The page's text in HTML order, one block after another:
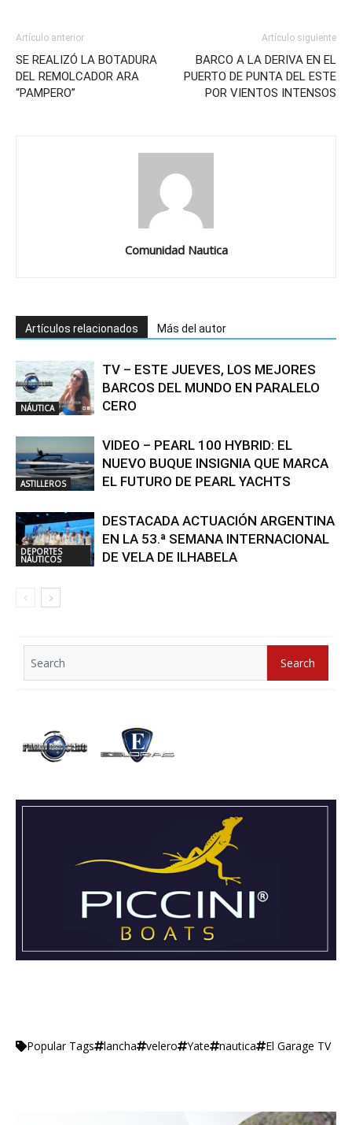
Artículo anterior
SE REALIZÓ LA BOTADURA
DEL REMOLCADOR ARA
“PAMPERO”
Artículo siguiente
BARCO A LA DERIVA EN EL
PUERTO DE PUNTA DEL ESTE
POR VIENTOS INTENSOS
Comunidad Nautica
Artículos relacionados Más del autor
NÁUTICA
TV – ESTE JUEVES, LOS MEJORES
BARCOS DEL MUNDO EN PARALELO
CERO
ASTILLEROS
VIDEO – PEARL 100 HYBRID: EL
NUEVO BUQUE INSIGNIA QUE MARCA
EL FUTURO DE PEARL YACHTS
DEPORTES
NÁUTICOS
DESTACADA ACTUACIÓN ARGENTINA
EN LA 53.ª SEMANA INTERNACIONAL
DE VELA DE ILHABELA
for:
Search
Popular Tags lancha velero Yate nautica El Garage TV